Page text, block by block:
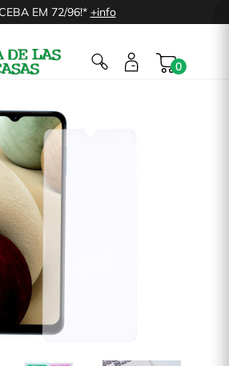
EM 72/96!* +info
0